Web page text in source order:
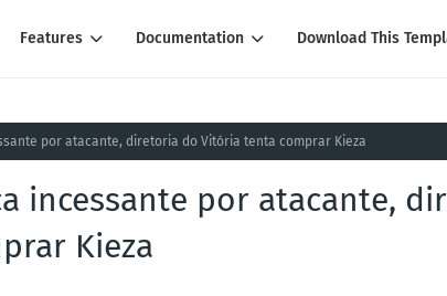
Features Documentation Download This
por atacante, diretoria do Vitória tenta comprar Kieza
incessante por atacante,
Kieza